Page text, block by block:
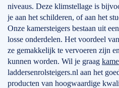
niveaus. Deze klimstellage is
je aan het schilderen, of aan het
Onze kamersteigers bestaan uit
losse onderdelen. Het voordeel
ze gemakkelijk te vervoeren zijn
kunnen worden. Wil je graag
laddersenrolsteigers.nl aan het
producten van hoogwaardige